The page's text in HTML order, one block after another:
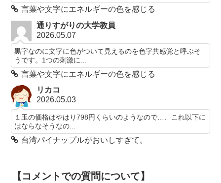
言葉や文字にエネルギーの色を感じる
通りすがりの大学教員
2026.05.07
黒字なのに文字に色がついて見えるのを色字共感覚と呼ぶそ
うです。1つの刺激に...
言葉や文字にエネルギーの色を感じる
リカコ
2026.05.03
１玉の価格はやはり798円くらいのようなので…、これ以下に
はならなそうなの...
台湾パイナップルがおいしすぎて。
【コメントでの質問について】